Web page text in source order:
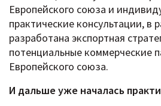
Европейского союза и
практические консультации, в
разработана экспортная
потенциальные коммерческие
Европейского союза.
И дальше уже началась